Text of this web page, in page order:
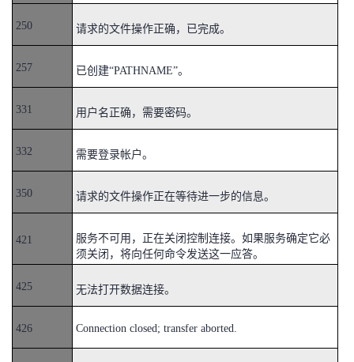
250 请求的文件操作正确，已完成。
257 已创建“PATHNAME”。
331 用户名正确，需要密码。
332 需要登录帐户。
350 请求的文件操作正在等待进一步的信息。
421
服务不可用，正在关闭控制连接。如果服务确定它必
须关闭，将向任何命令发送这一应答。
425 无法打开数据连接。
426 Connection closed; transfer aborted.